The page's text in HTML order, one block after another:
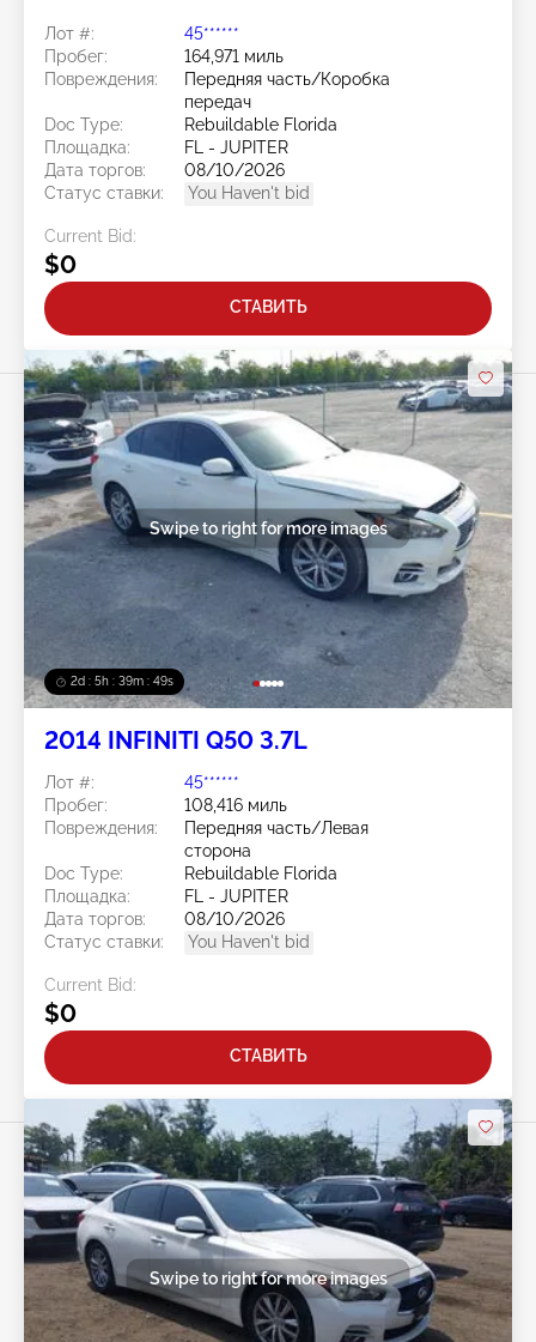
Лот #:
45******
Пробег:
164,971 миль
Повреждения:
Передняя часть/Коробка
передач
Doc Type:
Rebuildable Florida
Площадка:
FL - JUPITER
Дата торгов:
08/10/2026
Статус ставки:
You Haven't bid
Current Bid:
$0
СТАВИТЬ
2d : 5h : 39m : 46s
Swipe to right for more images
2014 INFINITI Q50 3.7L
Лот #:
45******
Пробег:
108,416 миль
Повреждения:
Передняя часть/Левая
сторона
Doc Type:
Rebuildable Florida
Площадка:
FL - JUPITER
Дата торгов:
08/10/2026
Статус ставки:
You Haven't bid
Current Bid:
$0
СТАВИТЬ
Swipe to right for more images